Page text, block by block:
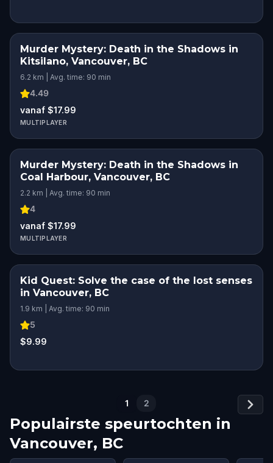
Murder Mystery: Death in the Shadows in
Kitsilano, Vancouver, BC
6.2 km | Avg. time: 90 min
4.49
vanaf $17.99
MULTIPLAYER
Murder Mystery: Death in the Shadows in
Coal Harbour, Vancouver, BC
2.2 km | Avg. time: 90 min
4
vanaf $17.99
MULTIPLAYER
Kid Quest: Solve the case of the lost senses
in Vancouver, BC
1.9 km | Avg. time: 90 min
5
$9.99
1 2
Populairste speurtochten in
Vancouver, BC